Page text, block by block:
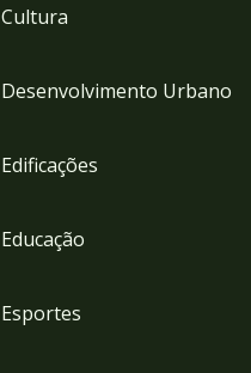
Cultura
Desenvolvimento Urbano
Edificações
Educação
Esportes